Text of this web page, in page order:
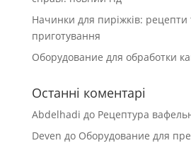
Начинки для пиріжків: рецепти
приготування
Оборудование для обработки
Останні коментарі
Abdelhadi до Рецептура
Deven до Оборудование для